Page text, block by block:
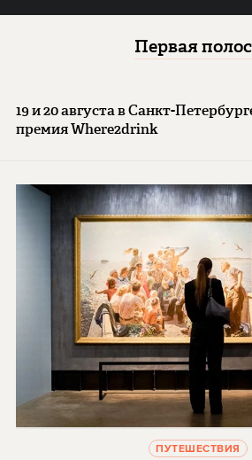
Первая
19 и 20 августа в Санкт-
премия Where2drink
ПУТЕШЕСТВИЯ